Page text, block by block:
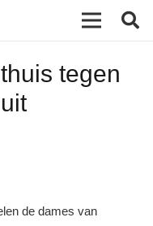
tegen
de dames van